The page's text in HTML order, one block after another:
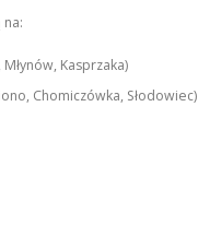
Kasprzaka)
Chomiczówka, Słodowiec)